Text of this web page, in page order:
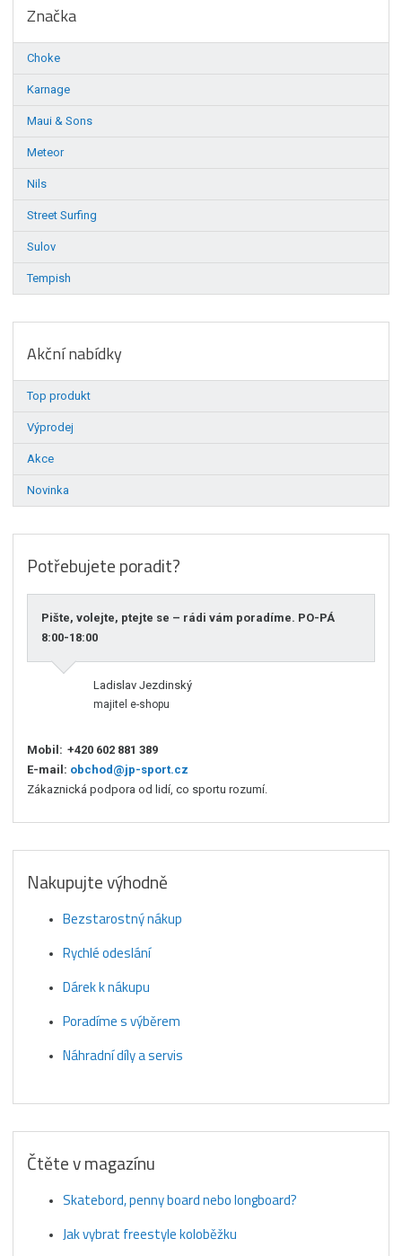
Značka
Choke
Karnage
Maui & Sons
Meteor
Nils
Street Surfing
Sulov
Tempish
Akční nabídky
Top produkt
Výprodej
Akce
Novinka
Potřebujete poradit?
Pište, volejte, ptejte se – rádi vám poradíme. PO-PÁ
8:00-18:00
Ladislav Jezdinský
majitel e-shopu
Mobil: +420 602 881 389
E-mail: obchod@jp-sport.cz
Zákaznická podpora od lidí, co sportu rozumí.
Nakupujte výhodně
Bezstarostný nákup
Rychlé odeslání
Dárek k nákupu
Poradíme s výběrem
Náhradní díly a servis
Čtěte v magazínu
Skatebord, penny board nebo longboard?
Jak vybrat freestyle koloběžku